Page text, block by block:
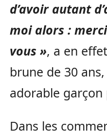
d’avoir autant
moi alors :
vous », a en
brune de 30
adorable
Dans les